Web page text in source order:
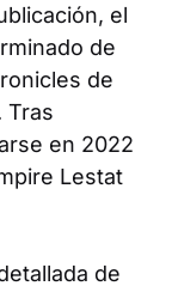
el
de
de
Tras
en 2022
Lestat
de